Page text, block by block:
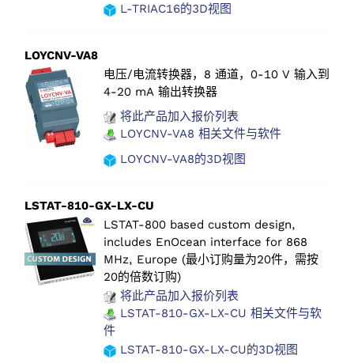
L-TRIAC16的3D视图
LOYCNV-VA8
电压/电流转换器，8 通道，0-10 V 输入到
4-20 mA 输出转换器
将此产品加入报价列表
LOYCNV-VA8 相关文件与软件
LOYCNV-VA8的3D视图
LSTAT-810-GX-LX-CU
LSTAT-800 based custom design,
includes EnOcean interface for 868
MHz, Europe (最小订购量为20件，需按
20的倍数订购)
将此产品加入报价列表
LSTAT-810-GX-LX-CU 相关文件与软
件
LSTAT-810-GX-LX-CU的3D视图